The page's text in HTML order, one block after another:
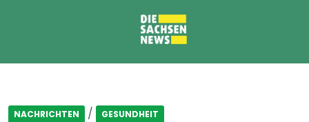
NACHRICHTEN / GESUNDHEIT